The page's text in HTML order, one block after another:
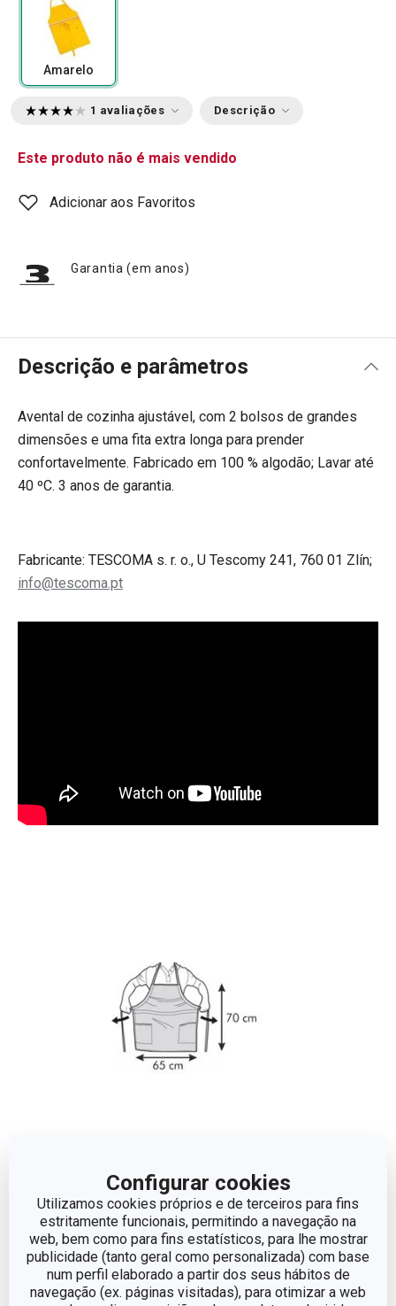
Configurar cookies
Utilizamos cookies próprios e de terceiros para fins
estritamente funcionais, permitindo a navegação na
web, bem como para fins estatísticos, para lhe mostrar
publicidade (tanto geral como personalizada) com base
num perfil elaborado a partir dos seus hábitos de
navegação (ex. páginas visitadas), para otimizar a web
Amarelo
1 avaliações Descrição
Este produto não é mais vendido
Adicionar aos Favoritos
Garantia (em anos)
Descrição e parâmetros
Avental de cozinha ajustável, com 2 bolsos de grandes
dimensões e uma fita extra longa para prender
confortavelmente. Fabricado em 100 % algodão; Lavar até
40 ºC. 3 anos de garantia.
Fabricante: TESCOMA s. r. o., U Tescomy 241, 760 01 Zlín;
info@tescoma.pt
LARGURA (CM) 35
COMPRIMENTO (CM) 70